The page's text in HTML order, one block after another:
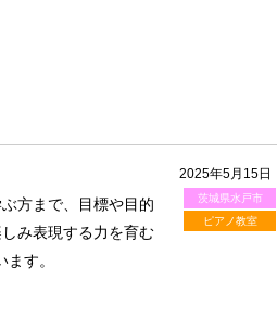
2025年5月15日
茨城県水戸市
ピアノ教室
方まで、目標や目的
み表現する力を育む
す。